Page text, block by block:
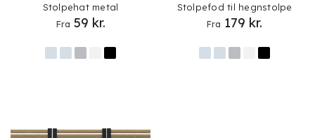
Stolpehat metal
Fra 59 kr.
Stolpefod til hegnstolpe
Fra 179 kr.